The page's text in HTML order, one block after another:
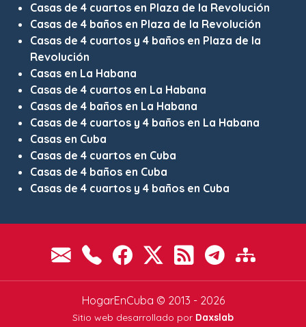
Casas de 4 cuartos en Plaza de la Revolución
Casas de 4 baños en Plaza de la Revolución
Casas de 4 cuartos y 4 baños en Plaza de la
Revolución
Casas en La Habana
Casas de 4 cuartos en La Habana
Casas de 4 baños en La Habana
Casas de 4 cuartos y 4 baños en La Habana
Casas en Cuba
Casas de 4 cuartos en Cuba
Casas de 4 baños en Cuba
Casas de 4 cuartos y 4 baños en Cuba
HogarEnCuba © 2013 - 2026
Sitio web desarrollado por Daxslab